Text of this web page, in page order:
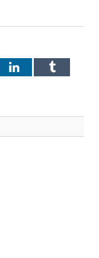
LinkedInTumblr